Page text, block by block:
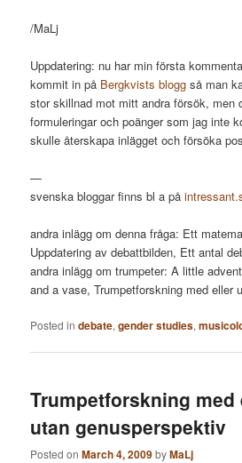
/MaLj
Uppdatering: nu har min första
kommit in på Bergkvists blogg så man
stor skillnad mot mitt andra försök, men
formuleringar och poänger som jag inte
skulle återskapa inlägget och försöka
—
svenska bloggar finns bl a på
andra inlägg om denna fråga: Ett
Uppdatering av debattbilden, Ett antal
andra inlägg om trumpeter: A little
and a vase, Trumpetforskning med eller
Posted in debate,gender studies,
Trumpetforskning med
utan genusperspektiv
Posted onMarch 4, 2009byMaLj